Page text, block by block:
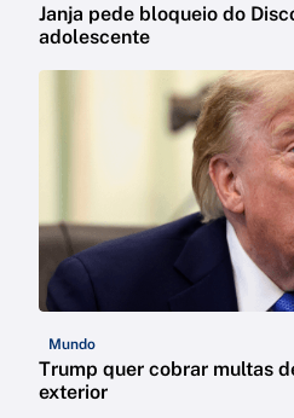
Janja pede bloqueio do
adolescente
Mundo
Trump quer cobrar multas
exterior